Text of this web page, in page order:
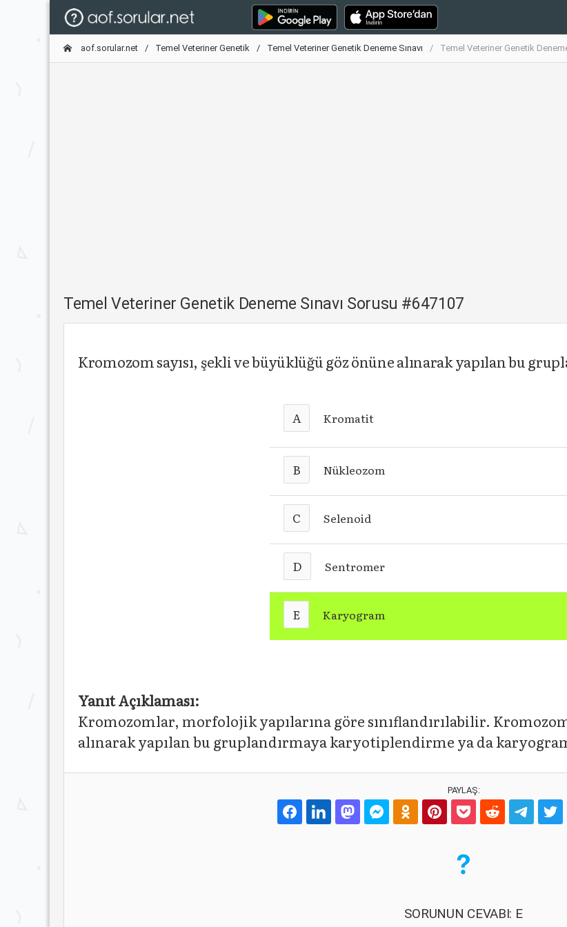
aof.sorular.net Temel Veteriner Genetik Temel Veteriner Genetik Deneme Sınavı Temel Veteriner Genetik
Temel Veteriner Genetik Deneme Sınavı Sorusu #647107
Kromozom sayısı, şekli ve büyüklüğü göz önüne alınarak yapılan bu
A Kromatit
B Nükleozom
C Selenoid
D Sentromer
E Karyogram
Yanıt Açıklaması:
Kromozomlar, morfolojik yapılarına göre sınıflandırılabilir.
alınarak yapılan bu gruplandırmaya karyotiplendirme ya da
PAYLAŞ:
SORUNUN CEVABI: E